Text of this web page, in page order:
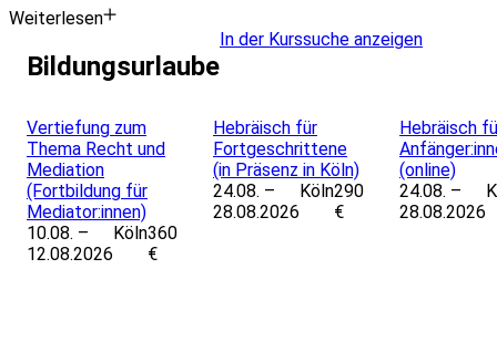
Weiterlesen
Bildungsurlaube
In der Kurssuche anzeigen
Vertiefung zum
Thema Recht und
Mediation
(Fortbildung für
Mediator:innen)
10.08. –
12.08.2026
Köln360
€
Hebräisch für
Fortgeschrittene
(in Präsenz in Köln)
24.08. –
28.08.2026
Köln290
€
Hebräisch
(online)
24.08. –
28.08.2026